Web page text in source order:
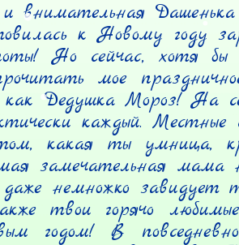
внимательная
к Новому году
Но сейчас, хотя
мое
Дедушка Мороз! На
каждый. Местные
какая ты умница,
замечательная мама
немножко завидует
твои горячо любимые
годом! В